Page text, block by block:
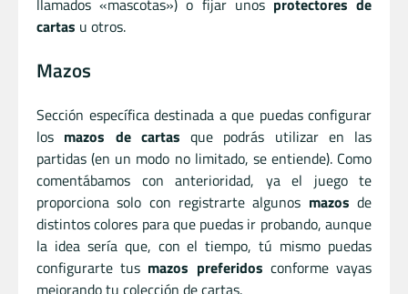
llamados «mascotas») o fijar unos protectores de
cartas u otros.
Mazos
Sección específica destinada a que puedas configurar
los mazos de cartas que podrás utilizar en las
partidas (en un modo no limitado, se entiende). Como
comentábamos con anterioridad, ya el juego te
proporciona solo con registrarte algunos mazos de
distintos colores para que puedas ir probando, aunque
la idea sería que, con el tiempo, tú mismo puedas
configurarte tus mazos preferidos conforme vayas
mejorando tu colección de cartas.